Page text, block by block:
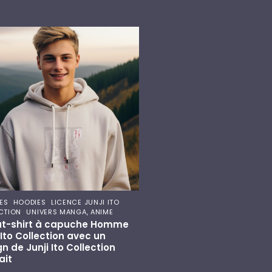
, HOODIES, LICENCE JUNJI ITO
, UNIVERS MANGA, ANIME
shirt à capuche Homme
Collection avec un
de Junji Ito Collection